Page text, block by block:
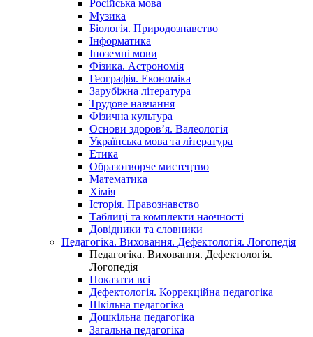
Російська мова
Музика
Біологія. Природознавство
Інформатика
Іноземні мови
Фізика. Астрономія
Географія. Економіка
Зарубіжна література
Трудове навчання
Фізична культура
Основи здоров’я. Валеологія
Українська мова та література
Етика
Образотворче мистецтво
Математика
Хімія
Історія. Правознавство
Таблиці та комплекти наочності
Довідники та словники
Педагогіка. Виховання. Дефектологія. Логопедія
Педагогіка. Виховання. Дефектологія.
Логопедія
Показати всі
Дефектологія. Коррекційна педагогіка
Шкільна педагогіка
Дошкільна педагогіка
Загальна педагогіка